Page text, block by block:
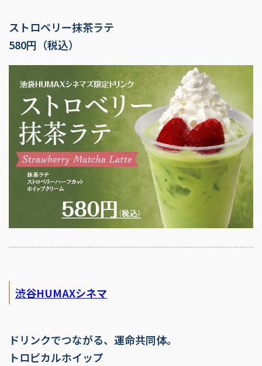
ストロベリー抹茶ラテ
580円（税込）
渋谷HUMAXシネマ
ドリンクでつながる、運命共同体。
トロピカルホイップ